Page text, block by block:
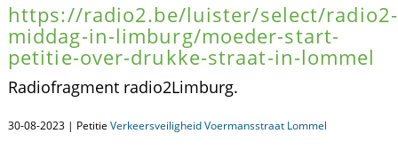
https://radio2.be/luister/select/radio2-
middag-in-limburg/moeder-start-
petitie-over-drukke-straat-in-lommel
Radiofragment radio2Limburg.
30-08-2023 | Petitie Verkeersveiligheid Voermansstraat Lommel